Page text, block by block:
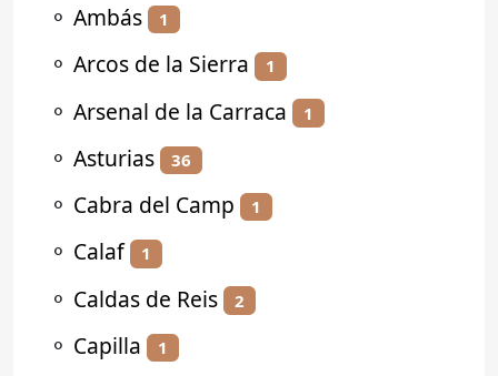
⚬ Ambás 1
⚬ Arcos de la Sierra 1
⚬ Arsenal de la Carraca 1
⚬ Asturias 36
⚬ Cabra del Camp 1
⚬ Calaf 1
⚬ Caldas de Reis 2
⚬ Capilla 1